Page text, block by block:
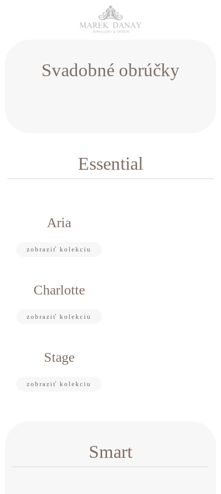
Svadobné obrúčky
Essential
Aria
zobraziť kolekciu
Charlotte
zobraziť kolekciu
Stage
zobraziť kolekciu
Smart